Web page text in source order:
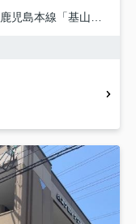
鹿児島本線 「基山